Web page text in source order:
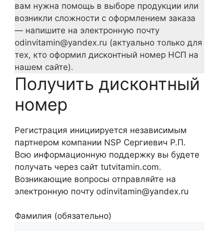
вам нужна помощь в выборе продукции или
возникли сложности с оформлением заказа
— напишите на электронную почту
odinvitamin@yandex.ru (актуально только для
тех, кто оформил дисконтный номер НСП на
нашем сайте).
Получить дисконтный
номер
Регистрация инициируется независимым
партнером компании NSP Сергиевич Р.П.
Всю информационную поддержку вы будете
получать через сайт tutvitamin.com.
Возникающие вопросы отправляйте на
электронную почту odinvitamin@yandex.ru
Фамилия (обязательно)